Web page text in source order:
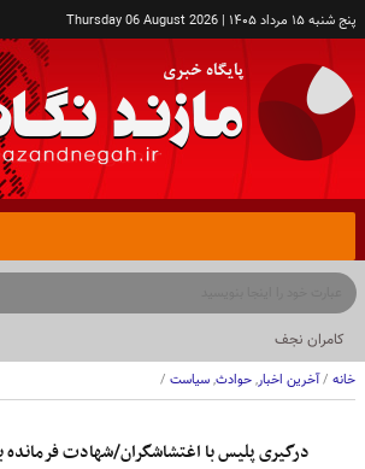
پنج شنبه ۱۵ مرداد ۱۴۰۵ | Thursday 06 August 2026
کامران نجف‌زاده
خانه /آخرین اخبار,حوادث,سیاست /
درگیری پلیس با اغتشاشگران/شهادت فرمانده